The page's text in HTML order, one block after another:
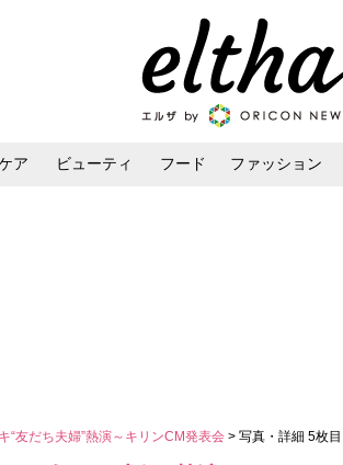
ア ビューティ フード ファッション
“友だち夫婦”熱演～キリンCM発表会 > 写真・詳細 5枚目